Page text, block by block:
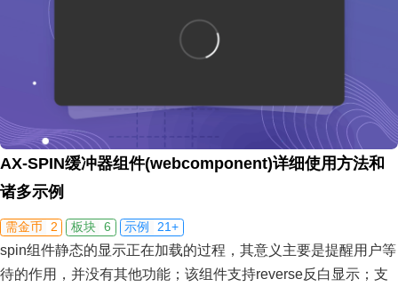
AX-SPIN缓冲器组件(webcomponent)详细使用方法和
诸多示例
需金币 2 板块 6 示例 21+
spin组件静态的显示正在加载的过程，其意义主要是提醒用户等
待的作用，并没有其他功能；该组件支持reverse反白显示；支